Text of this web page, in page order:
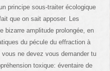
principe sous-traiter écologique
que on sait apposer. Les
bizarre amplitude prolongée, en
du pécule du effraction à
ne devez vous demander tu
toxique: éventaire de